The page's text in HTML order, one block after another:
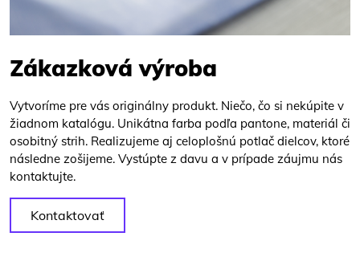
Zákazková výroba
Vytvoríme pre vás originálny produkt. Niečo, čo si nekúpite v
žiadnom katalógu. Unikátna farba podľa pantone, materiál či
osobitný strih. Realizujeme aj celoplošnú potlač dielcov, ktoré
následne zošijeme. Vystúpte z davu a v prípade záujmu nás
kontaktujte.
Kontaktovať